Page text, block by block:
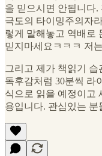
을 믿으시면 안됩니다
극도의 타이밍주의자
렇게 말해놓고 역배로
믿지마세요ㅋㅋㅋ 저
그리고 제가 책읽기
독후감처럼 30분씩 라
식으로 읽을 예정이고
용입니다. 관심있는